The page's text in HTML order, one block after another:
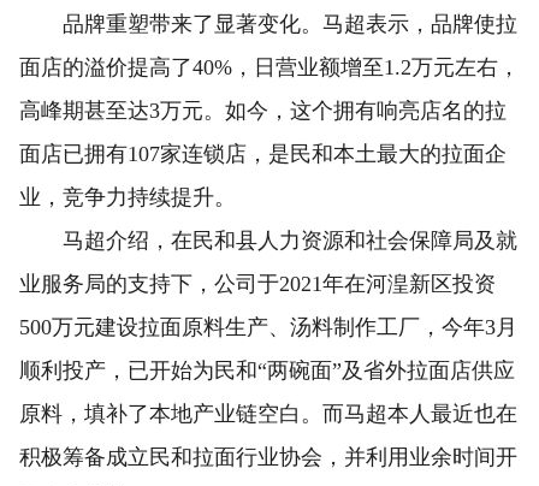
品牌重塑带来了显著变化。马超表示，品牌使拉
面店的溢价提高了40%，日营业额增至1.2万元左右，
高峰期甚至达3万元。如今，这个拥有响亮店名的拉
面店已拥有107家连锁店，是民和本土最大的拉面企
业，竞争力持续提升。
马超介绍，在民和县人力资源和社会保障局及就
业服务局的支持下，公司于2021年在河湟新区投资
500万元建设拉面原料生产、汤料制作工厂，今年3月
顺利投产，已开始为民和“两碗面”及省外拉面店供应
原料，填补了本地产业链空白。而马超本人最近也在
积极筹备成立民和拉面行业协会，并利用业余时间开